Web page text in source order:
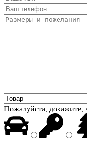
Пожалуйста, докажите,